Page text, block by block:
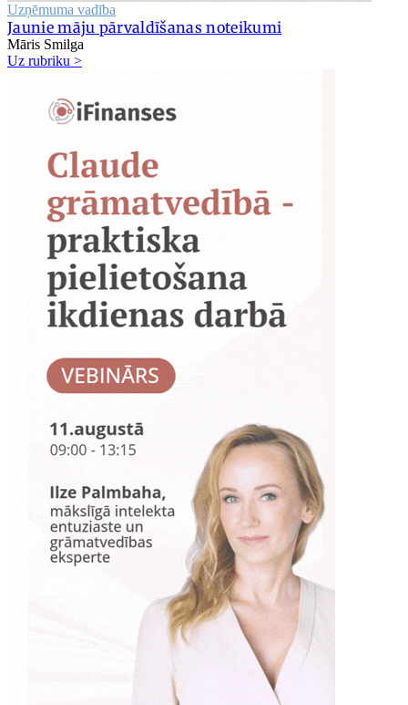
Uzņēmuma vadība
Jaunie māju pārvaldīšanas noteikumi
Māris Smilga
Uz rubriku >